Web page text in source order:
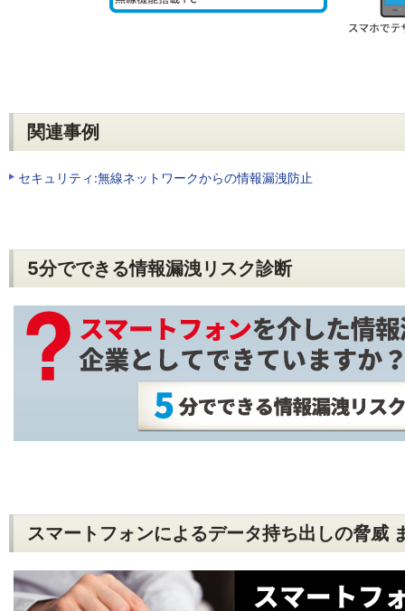
関連事例
セキュリティ:無線ネットワークからの情報漏洩防止
5分でできる情報漏洩リスク診断
スマートフォンによるデータ持ち出しの脅威